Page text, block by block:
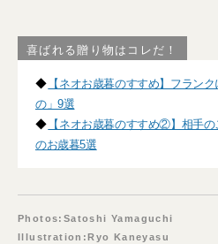
喜ばれる贈り物はコレだ！
◆ 【ネオお歳暮のすすめ】フラン
の」9選
◆ 【ネオお歳暮のすすめ②】相手
のお歳暮5選
Photos:Satoshi Yamaguchi
Illustration:Ryo Kaneyasu